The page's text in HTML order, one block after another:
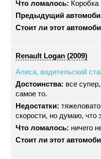
Что ломалось: Коробка
Предыдущий
Стоит ли этот
Renault Logan (2009)
Алиса, водительский
Достоинства: все
самое то.
Недостатки:
скорости, но думаю, что
Что ломалось: ничего
Стоит ли этот